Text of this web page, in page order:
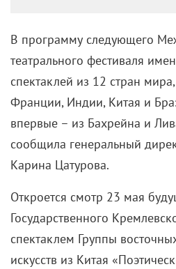
В программу следующего
театрального фестиваля
спектаклей из 12 стран
Франции, Индии, Китая и
впервые – из Бахрейна и
сообщила генеральный
Карина Цатурова.
Откроется смотр 23 мая
Государственного
спектаклем Группы
искусств из Китая